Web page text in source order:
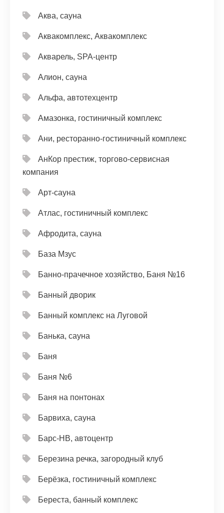
Аква, сауна
Аквакомплекс, Аквакомплекс
Акварель, SPA-центр
Алион, сауна
Альфа, автотехцентр
Амазонка, гостиничный комплекс
Ани, ресторанно-гостиничный комплекс
АнКор престиж, торгово-сервисная
компания
Арт-сауна
Атлас, гостиничный комплекс
Афродита, сауна
База Мзус
Банно-прачечное хозяйство, Баня №16
Банный дворик
Банный комплекс на Луговой
Банька, сауна
Баня
Баня №6
Баня на понтонах
Барвиха, сауна
Барс-НВ, автоцентр
Березина речка, загородный клуб
Берёзка, гостиничный комплекс
Береста, банный комплекс